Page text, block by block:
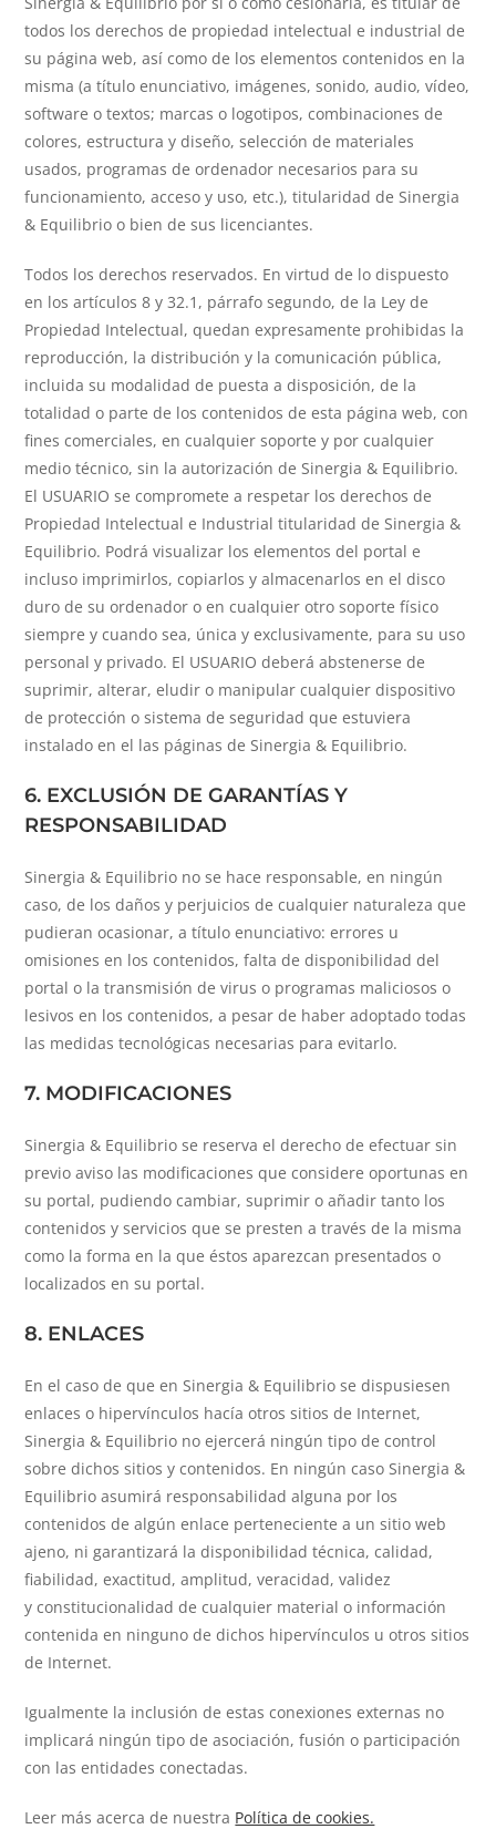
todos los derechos de propiedad intelectual e industrial de
su página web, así como de los elementos contenidos en la
misma (a título enunciativo, imágenes, sonido, audio, vídeo,
software o textos; marcas o logotipos, combinaciones de
colores, estructura y diseño, selección de materiales
usados, programas de ordenador necesarios para su
funcionamiento, acceso y uso, etc.), titularidad de Sinergia
& Equilibrio o bien de sus licenciantes.
Todos los derechos reservados. En virtud de lo dispuesto
en los artículos 8 y 32.1, párrafo segundo, de la Ley de
Propiedad Intelectual, quedan expresamente prohibidas la
reproducción, la distribución y la comunicación pública,
incluida su modalidad de puesta a disposición, de la
totalidad o parte de los contenidos de esta página web, con
fines comerciales, en cualquier soporte y por cualquier
medio técnico, sin la autorización de Sinergia & Equilibrio.
El USUARIO se compromete a respetar los derechos de
Propiedad Intelectual e Industrial titularidad de Sinergia &
Equilibrio. Podrá visualizar los elementos del portal e
incluso imprimirlos, copiarlos y almacenarlos en el disco
duro de su ordenador o en cualquier otro soporte físico
siempre y cuando sea, única y exclusivamente, para su uso
personal y privado. El USUARIO deberá abstenerse de
suprimir, alterar, eludir o manipular cualquier dispositivo
de protección o sistema de seguridad que estuviera
instalado en el las páginas de Sinergia & Equilibrio.
6. EXCLUSIÓN DE GARANTÍAS Y
RESPONSABILIDAD
Sinergia & Equilibrio no se hace responsable, en ningún
caso, de los daños y perjuicios de cualquier naturaleza que
pudieran ocasionar, a título enunciativo: errores u
omisiones en los contenidos, falta de disponibilidad del
portal o la transmisión de virus o programas maliciosos o
lesivos en los contenidos, a pesar de haber adoptado todas
las medidas tecnológicas necesarias para evitarlo.
7. MODIFICACIONES
Sinergia & Equilibrio se reserva el derecho de efectuar sin
previo aviso las modificaciones que considere oportunas en
su portal, pudiendo cambiar, suprimir o añadir tanto los
contenidos y servicios que se presten a través de la misma
como la forma en la que éstos aparezcan presentados o
localizados en su portal.
8. ENLACES
En el caso de que en Sinergia & Equilibrio se dispusiesen
enlaces o hipervínculos hacía otros sitios de Internet,
Sinergia & Equilibrio no ejercerá ningún tipo de control
sobre dichos sitios y contenidos. En ningún caso Sinergia &
Equilibrio asumirá responsabilidad alguna por los
contenidos de algún enlace perteneciente a un sitio web
ajeno, ni garantizará la disponibilidad técnica, calidad,
fiabilidad, exactitud, amplitud, veracidad, validez
y constitucionalidad de cualquier material o información
contenida en ninguno de dichos hipervínculos u otros sitios
de Internet.
Igualmente la inclusión de estas conexiones externas no
implicará ningún tipo de asociación, fusión o participación
con las entidades conectadas.
Leer más acerca de nuestra Política de cookies.